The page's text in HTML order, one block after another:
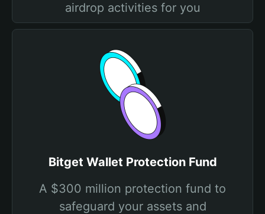
airdrop activities for you
Bitget Wallet Protection Fund
A $300 million protection fund to
safeguard your assets and